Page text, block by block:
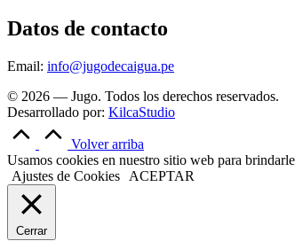
Datos de contacto
Email: info@jugodecaigua.pe
© 2026 — Jugo. Todos los derechos reservados.
Desarrollado por: KilcaStudio
Volver arriba
Usamos cookies en nuestro sitio web para
Ajustes de Cookies
ACEPTAR
Cerrar